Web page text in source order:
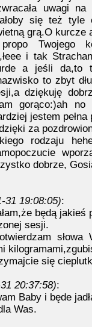
uwagi
się też
grą.O kurcze
Twojego
i tak
a jeśli
to zbyt
dziękuję
gorąco:)ah
jestem pełna
za
rodzaju
dobrze,
31 19:08:05):
będą jakieś
sesji.
się
20:37:58):
Baby i będe
Was.